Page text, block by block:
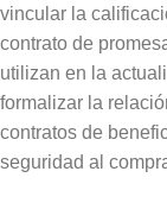
vincular la
contrato de
utilizan en la
formalizar la
contratos de
seguridad al